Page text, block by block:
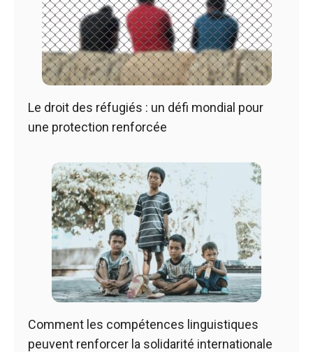
Le droit des réfugiés : un défi mondial pour
une protection renforcée
Comment les compétences linguistiques
peuvent renforcer la solidarité internationale